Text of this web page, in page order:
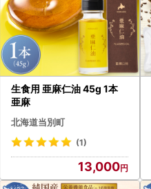
生食用 亜麻仁油 45g 1本
亜麻
北海道当別町
(1)
13,000